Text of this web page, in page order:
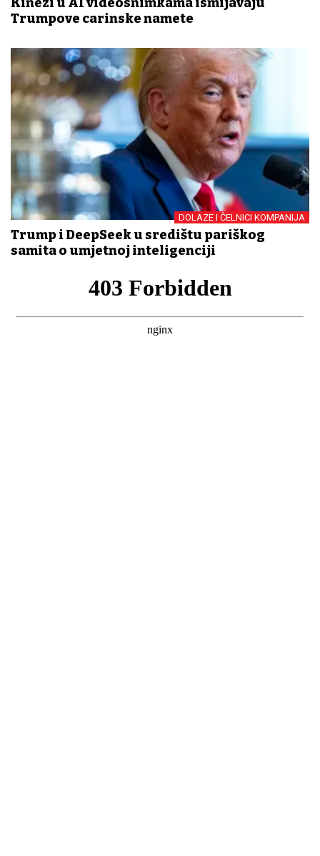
Trumpove carinske namete
DOLAZE I ČELNICI KOMPANIJA
Trump i DeepSeek u središtu pariškog
samita o umjetnoj inteligenciji